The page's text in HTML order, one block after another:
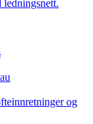
ledningsnett.
og